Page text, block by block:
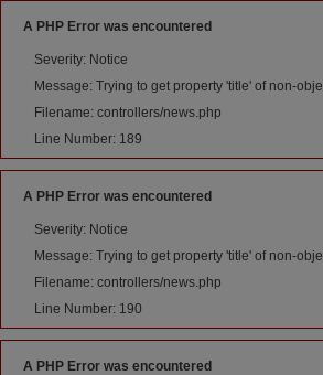
A PHP Error was encountered
Severity: Notice
Message: Trying to get property 'title' of non-
Filename: controllers/news.php
Line Number: 189
A PHP Error was encountered
Severity: Notice
Message: Trying to get property 'title' of non-
Filename: controllers/news.php
Line Number: 190
A PHP Error was encountered